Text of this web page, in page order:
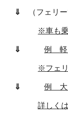
⇓
（フェリ
※車も
⇓
例 軽
※フェ
⇓
例 大
詳しく